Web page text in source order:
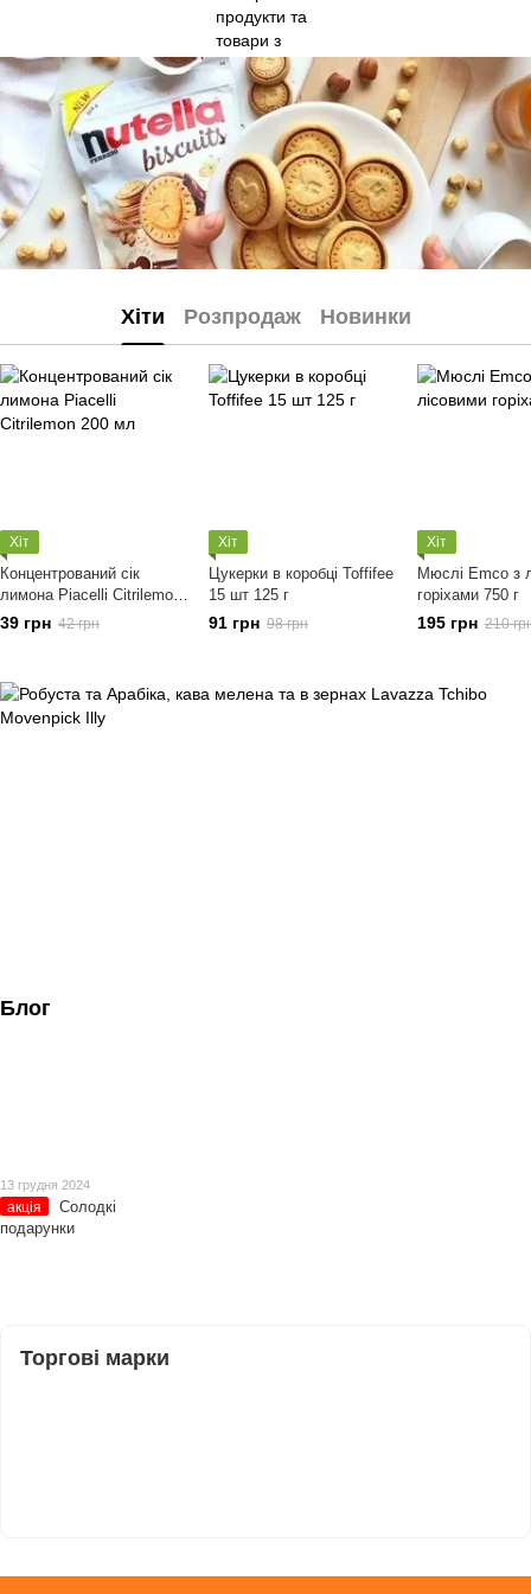
Хіти Розпродаж Новинки
Хіт
Концентрований сік
лимона Piacelli Citrilemon
200 мл
39 грн 42 грн
Хіт
Цукерки в коробці Toffifee
15 шт 125 г
91 грн 98 грн
Хіт
Мюслі Emco з
горіхами 750 г
195 грн 210
Блог
13 грудня 2024
акція
Солодкі
подарунки
Торгові марки